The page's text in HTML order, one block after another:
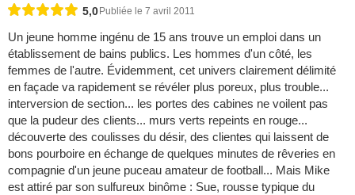
5,0 Publiée le 7 avril 2011
Un jeune homme ingénu de 15 ans trouve un emploi dans un
établissement de bains publics. Les hommes d'un côté, les
femmes de l'autre. Évidemment, cet univers clairement délimité
en façade va rapidement se révéler plus poreux, plus trouble...
interversion de section... les portes des cabines ne voilent pas
que la pudeur des clients... murs verts repeints en rouge...
découverte des coulisses du désir, des clientes qui laissent de
bons pourboire en échange de quelques minutes de rêveries en
compagnie d'un jeune puceau amateur de football... Mais Mike
est attiré par son sulfureux binôme : Sue, rousse typique du